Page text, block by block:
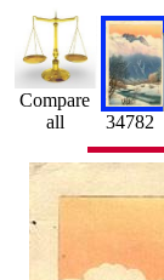
Compare
all
34782